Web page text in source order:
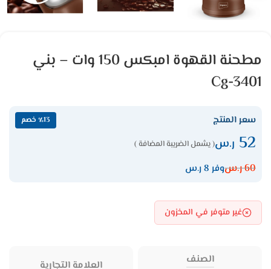
مطحنة القهوة امبكس 150 وات – بني
Cg-3401
سعر المنتج ٪13 خصم
52 ر.س( يشمل الضريبة المضافة )
60ر.سوفر 8 ر.س
غير متوفر في المخزون
الصنف العلامة التجارية